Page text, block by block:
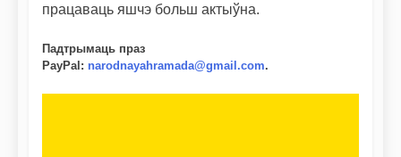
працаваць яшчэ больш актыўна.
Падтрымаць праз
PayPal: narodnayahramada@gmail.com.